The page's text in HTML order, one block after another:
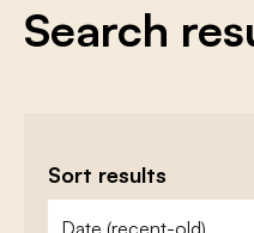
Search
Sort results
zoeken - sorteer
sort content